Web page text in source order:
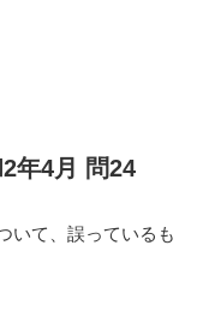
年4月 問24
いて、誤っているも